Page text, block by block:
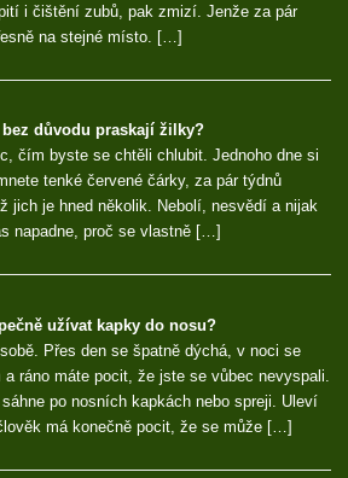
i čištění zubů, pak zmizí. Jenže za pár
na stejné místo. […]
důvodu praskají žilky?
čím byste se chtěli chlubit. Jednoho dne si
tenké červené čárky, za pár týdnů
jich je hned několik. Nebolí, nesvědí a nijak
napadne, proč se vlastně […]
užívat kapky do nosu?
Přes den se špatně dýchá, v noci se
a ráno máte pocit, že jste se vůbec nevyspali.
po nosních kapkách nebo spreji. Uleví
má konečně pocit, že se může […]